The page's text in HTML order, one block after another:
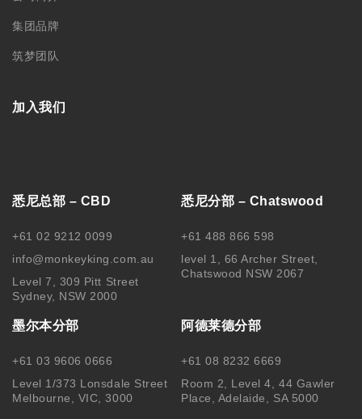
集团品牌
筑梦团队
加入我们
悉尼总部 – CBD
+61 02 9212 0099
info@monkeyking.com.au
Level 7, 309 Pitt Street
Sydney, NSW 2000
悉尼分部 – Chatswood
+61 488 866 598
level 1, 66 Archer Street,
Chatswood NSW 2067
墨尔本分部
+61 03 9606 0666
Level 1/373 Lonsdale Street
Melbourne, VIC, 3000
阿德莱德分部
+61 08 8232 6669
Room 2, Level 4, 44 Gawler
Place, Adelaide, SA 5000